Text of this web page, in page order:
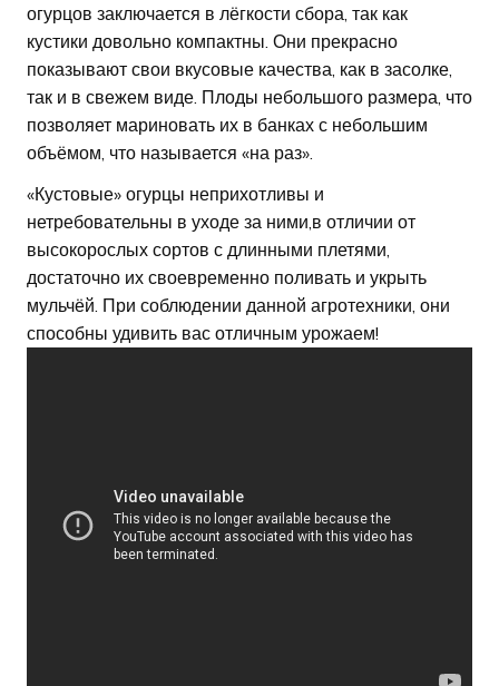
огурцов заключается в лёгкости сбора, так как
кустики довольно компактны. Они прекрасно
показывают свои вкусовые качества, как в засолке,
так и в свежем виде. Плоды небольшого размера, что
позволяет мариновать их в банках с небольшим
объёмом, что называется «на раз».
«Кустовые» огурцы неприхотливы и
нетребовательны в уходе за ними,в отличии от
высокорослых сортов с длинными плетями,
достаточно их своевременно поливать и укрыть
мульчёй. При соблюдении данной агротехники, они
способны удивить вас отличным урожаем!